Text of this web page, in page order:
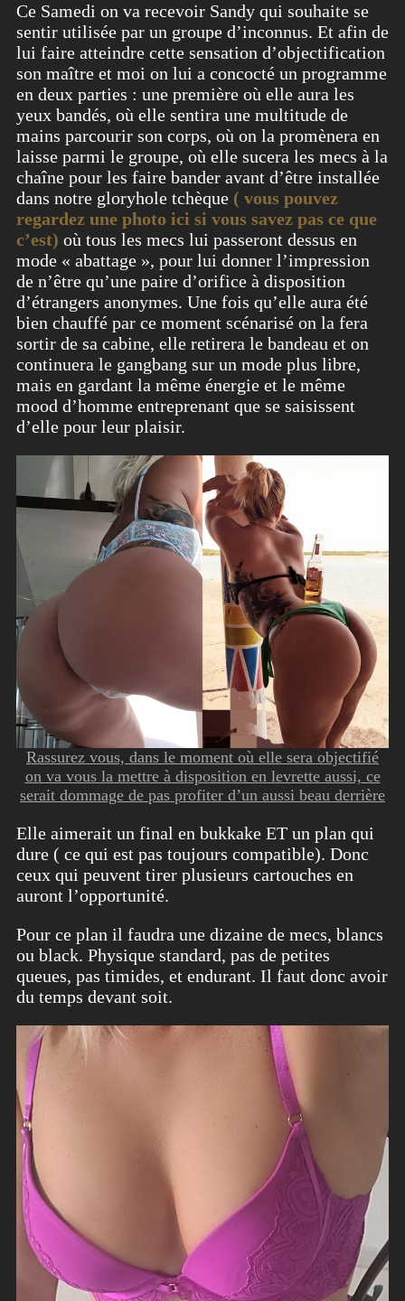
Ce Samedi on va recevoir Sandy qui souhaite se
sentir utilisée par un groupe d’inconnus. Et afin de
lui faire atteindre cette sensation d’objectification
son maître et moi on lui a concocté un programme
en deux parties : une première où elle aura les
yeux bandés, où elle sentira une multitude de
mains parcourir son corps, où on la promènera en
laisse parmi le groupe, où elle sucera les mecs à la
chaîne pour les faire bander avant d’être installée
dans notre gloryhole tchèque ( vous pouvez
regardez une photo ici si vous savez pas ce que
c’est) où tous les mecs lui passeront dessus en
mode « abattage », pour lui donner l’impression
de n’être qu’une paire d’orifice à disposition
d’étrangers anonymes. Une fois qu’elle aura été
bien chauffé par ce moment scénarisé on la fera
sortir de sa cabine, elle retirera le bandeau et on
continuera le gangbang sur un mode plus libre,
mais en gardant la même énergie et le même
mood d’homme entreprenant que se saisissent
d’elle pour leur plaisir.
Rassurez vous, dans le moment où elle sera objectifié
on va vous la mettre à disposition en levrette aussi, ce
serait dommage de pas profiter d’un aussi beau derrière
Elle aimerait un final en bukkake ET un plan qui
dure ( ce qui est pas toujours compatible). Donc
ceux qui peuvent tirer plusieurs cartouches en
auront l’opportunité.
Pour ce plan il faudra une dizaine de mecs, blancs
ou black. Physique standard, pas de petites
queues, pas timides, et endurant. Il faut donc avoir
du temps devant soit.